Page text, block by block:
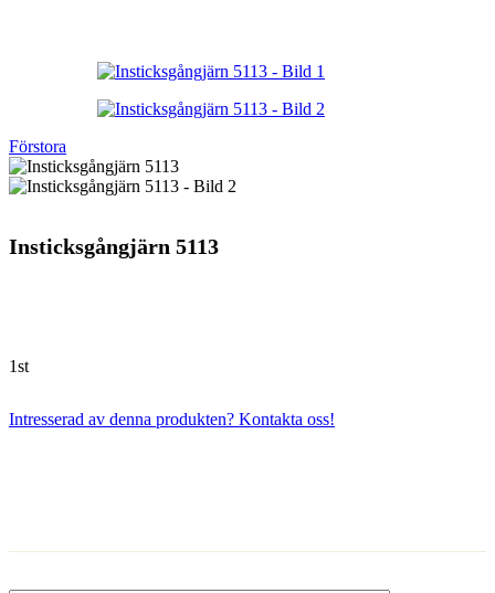
Förstora
Insticksgångjärn 5113
1st
Intresserad av denna produkten? Kontakta oss!